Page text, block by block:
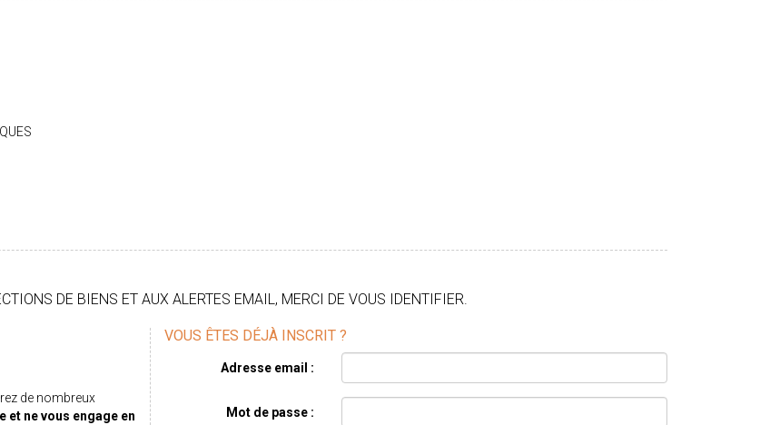
DE BIENS ET AUX ALERTES EMAIL, MERCI DE VOUS IDENTIFIER.
de nombreux
ne vous engage en
VOUS ÊTES DÉJÀ INSCRIT ?
Adresse email :
Mot de passe :